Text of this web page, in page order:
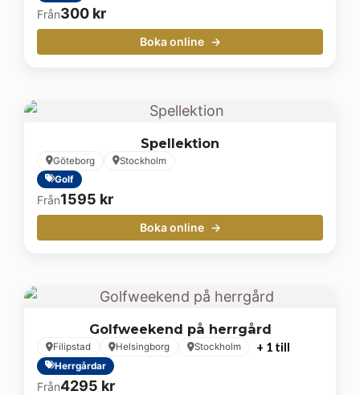
Från300 kr
Boka online
Spellektion
Göteborg
Stockholm
Golf
Från1595 kr
Boka online
Golfweekend på herrgård
Filipstad Helsingborg Stockholm + 1 till
Herrgårdar
Från4295 kr